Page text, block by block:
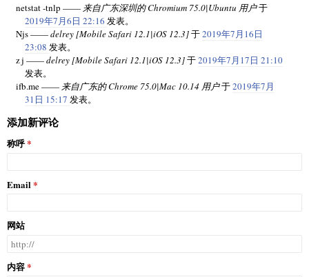
netstat -tnlp —— 来自广东深圳的 Chromium 75.0|Ubuntu 用户于
2019年7月6日 22:16 发表。
Njs ——delrey [Mobile Safari 12.1|iOS 12.3]于2019年7月16日
23:08 发表。
z j ——delrey [Mobile Safari 12.1|iOS 12.3]于2019年7月17日 21:10
发表。
ifb.me —— 来自广东的 Chrome 75.0|Mac 10.14 用户于2019年7月
31日 15:17 发表。
添加新评论
称呼
Email
网站
内容